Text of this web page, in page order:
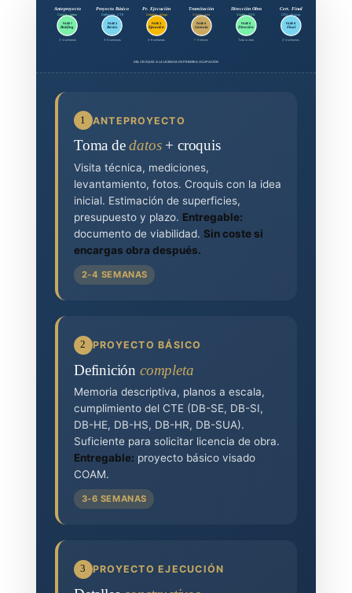
FASE 1
Briefing
Anteproyecto
Croquis · ideas
2-4 semanas
FASE 2
Básico
Proyecto Básico
Definición · CTE
3-6 semanas
FASE 3
Ejecución
Pr. Ejecución
Detalles · pliego
4-8 semanas
FASE 4
Licencia
Tramitación
Visado · ayto.
1-3 meses
FASE 5
Dirección
Dirección Obra
Visitas · CSS
Toda la obra
FASE 6
Final
Cert. Final
CFO · 1ª ocup.
2-4 semanas
DEL CROQUIS A LA LICENCIA DE PRIMERA OCUPACIÓN
1 ANTEPROYECTO
Toma dedatos+ croquis
Visita técnica, mediciones,
levantamiento, fotos. Croquis con la idea
inicial. Estimación de superficies,
presupuesto y plazo. Entregable:
documento de viabilidad. Sin coste si
encargas obra después.
2-4 SEMANAS
2 PROYECTO BÁSICO
Definición completa
Memoria descriptiva, planos a escala,
cumplimiento del CTE (DB-SE, DB-SI,
DB-HE, DB-HS, DB-HR, DB-SUA).
Suficiente para solicitar licencia de obra.
Entregable: proyecto básico visado
COAM.
3-6 SEMANAS
3 PROYECTO EJECUCIÓN